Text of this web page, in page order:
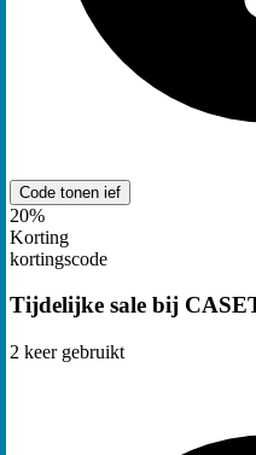
Code tonen ief
20%
Korting
kortingscode
Tijdelijke sale bij
2 keer gebruikt